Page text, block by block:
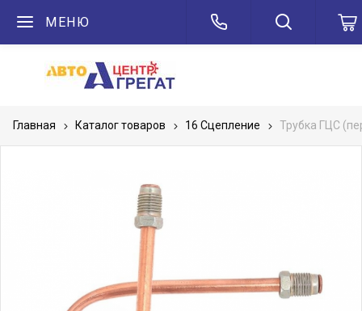
МЕНЮ
Главная Каталог товаров 16 Сцепление Трубка ГЦС